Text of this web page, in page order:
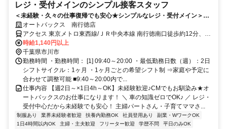
レジ・受付メインのシンプル接客スタッフ
＜未経験・久々の仕事復帰でも安心★シンプルなレジ・受付メイン＞車
の知識ゼロでOK！主婦パートさん・子育てママさん活躍中！急なお休み
相談にも柔軟対応◎週2日～×1日4h～の時短勤務OK♪家の近くで無理な
く働ける♪
オートバックス 南行徳店
アクセス 東京メトロ東西線/ＪＲ中央本線 南行徳南口徒歩約12分、東
京メトロ東西線/ＪＲ中央本線 浦安（千葉県）東口徒歩約23分、ＪＲ
京葉線 市川塩浜北口徒歩約26分
時給1,140円以上
千葉県市川市
勤務時間 ・勤務時間： [1] 09:40～20:00 ・最低勤務日数（週）：2日
シフトサイクル：1ヶ月 ・1ヶ月ごとの希望シフト制 ⇒家庭や予定に
合わせて調整可能 ■9:40～20:00内で...
仕事内容 【週2日～×1日4h～OK】未経験歓迎♪CMでもお馴染み★オ
ートバックスのお仕事になります！ ＼ 車の知識ゼロでOK♪ ／ レジ・
受付中心だから未経験でも安心！ 主婦パートさん・子育てママさ...
制服あり 業界未経験者歓迎 扶養内勤務OK 社員登用あり
副業・WワークOK
1日4時間以内OK
主婦・主夫歓迎 フリーター歓迎 学歴不問
平日のみOK